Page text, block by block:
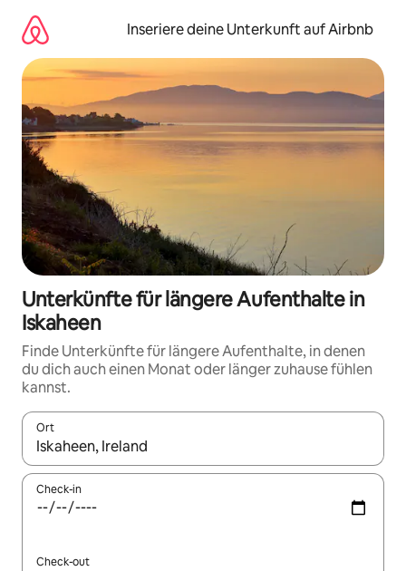
Inhalten
springen
Inseriere deine Unterkunft auf Airbnb
Unterkünfte für längere Aufenthalte in
Iskaheen
Finde Unterkünfte für längere Aufenthalte, in denen
du dich auch einen Monat oder länger zuhause fühlen
kannst.
Ort
Wenn Ergebnisse verfügbar sind, navigiere mit den
Check-in
Check-out